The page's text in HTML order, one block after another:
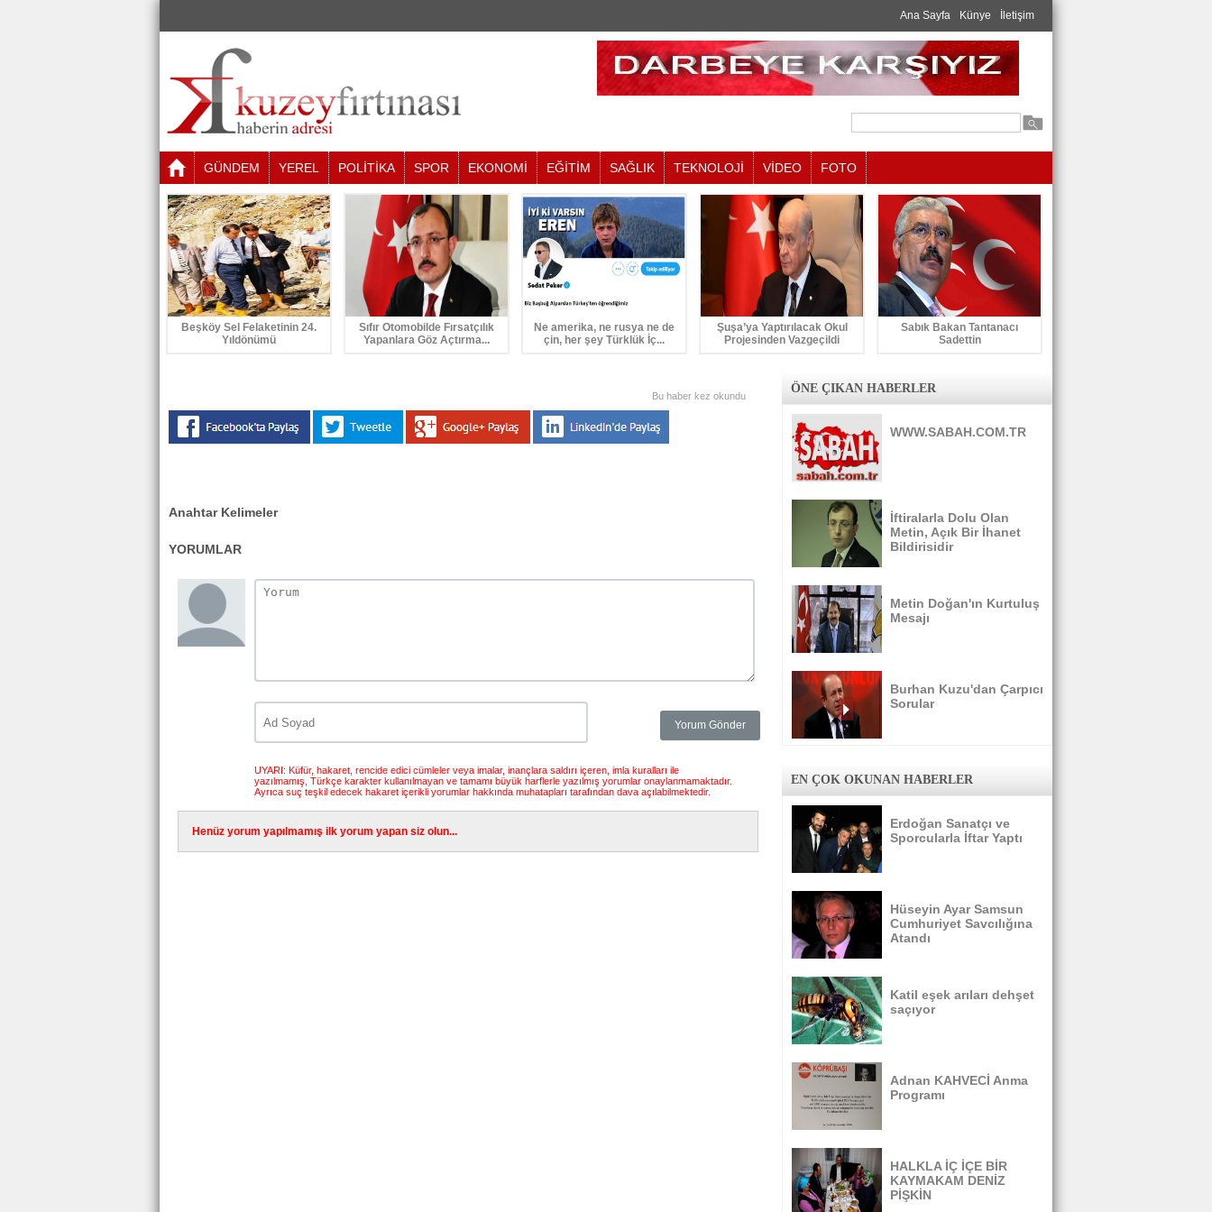
Ana Sayfa Künye İletişim
GÜNDEM YEREL POLİTİKA SPOR EKONOMİ EĞİTİM SAĞLIK TEKNOLOJİ VİDEO FOTO
Beşköy Sel Felaketinin 24.
Yıldönümü
Sıfır Otomobilde Fırsatçılık
Yapanlara Göz Açtırma...
Ne amerika, ne rusya ne de
çin, her şey Türklük İç...
Şuşa’ya Yaptırılacak Okul
Projesinden Vazgeçildi
Sabık Bakan Tantanacı
Sadettin
Bu haber kez okundu
Anahtar Kelimeler
YORUMLAR
UYARI: Küfür, hakaret, rencide edici cümleler veya imalar, inançlara saldırı içeren, imla kuralları ile
yazılmamış, Türkçe karakter kullanılmayan ve tamamı büyük harflerle yazılmış yorumlar onaylanmamaktadır.
Ayrıca suç teşkil edecek hakaret içerikli yorumlar hakkında muhatapları tarafından dava açılabilmektedir.
Henüz yorum yapılmamış ilk yorum yapan siz olun...
ÖNE ÇIKAN HABERLER
WWW.SABAH.COM.TR
İftiralarla Dolu Olan
Metin, Açık Bir İhanet
Bildirisidir
Metin Doğan'ın Kurtuluş
Mesajı
Burhan Kuzu'dan Çarpıcı
Sorular
EN ÇOK OKUNAN HABERLER
Erdoğan Sanatçı ve
Sporcularla İftar Yaptı
Hüseyin Ayar Samsun
Cumhuriyet Savcılığına
Atandı
Katil eşek arıları dehşet
saçıyor
Adnan KAHVECİ Anma
Programı
HALKLA İÇ İÇE BİR
KAYMAKAM DENİZ
PİŞKİN